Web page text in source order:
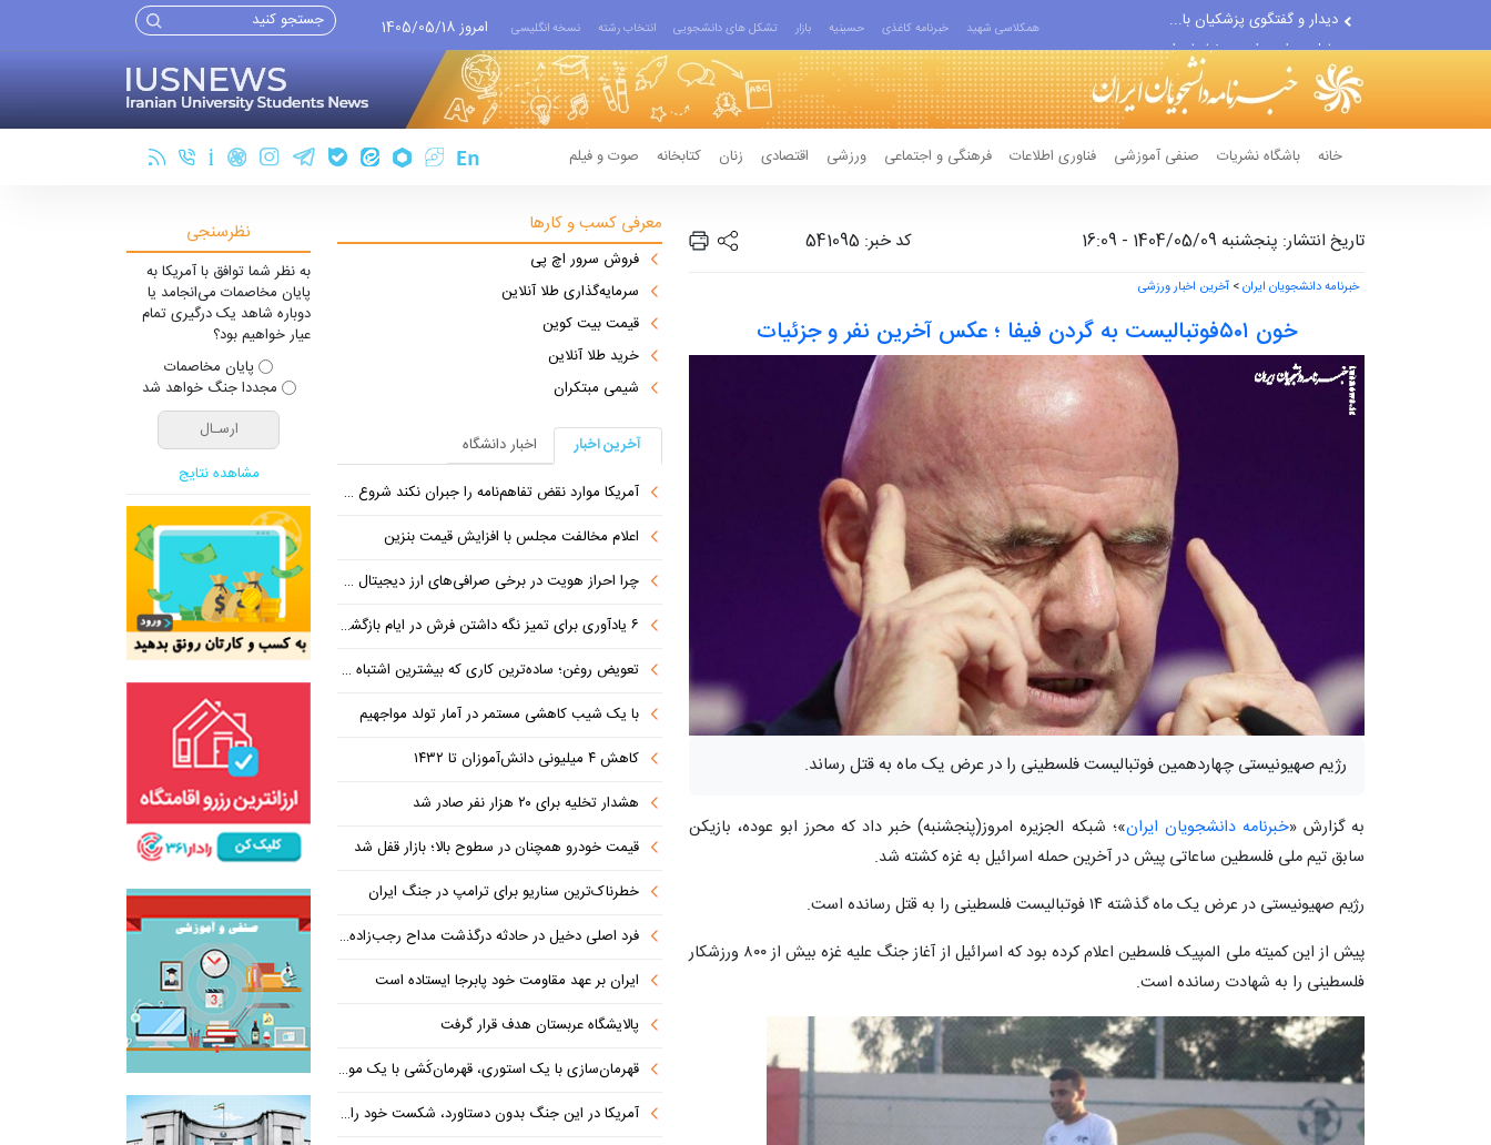
دلیل جدایی رامین رضاییان از...
با یک شیب کاهشی مستمر در...
همکلاسی شهید خبرنامه کاغذی حسینیه بازار تشکل های دانشجویی انتخاب رشته نسخه انگلیسی امروز 1405/05/18
خانه باشگاه نشریات صنفی آموزشی فناوری اطلاعات فرهنگی و اجتماعی ورزشی اقتصادی زنان کتابخانه صوت و فیلم
تاریخ انتشار: پنجشنبه 1404/05/09 - 16:09 کد خبر: 541095
خبرنامه دانشجویان ایران> آخرین اخبار ورزشی
خون ۵۰۱فوتبالیست به گردن فیفا ؛ عکس آخرین نفر و جزئیات
رژیم صهیونیستی چهاردهمین فوتبالیست فلسطینی را در عرض یک ماه به قتل رساند.
به گزارش «خبرنامه دانشجویان ایران»؛ شبکه الجزیره امروز(پنجشنبه) خبر داد که محرز ابو عوده، بازیکن
سابق تیم ملی فلسطین ساعاتی پیش در آخرین حمله اسرائیل به غزه کشته شد.
رژیم صهیونیستی در عرض یک ماه گذشته ۱۴ فوتبالیست فلسطینی را به قتل رسانده است.
پیش از این کمیته ملی المپیک فلسطین اعلام کرده بود که اسرائیل از آغاز جنگ علیه غزه بیش از ۸۰۰ ورزشکار
فلسطینی را به شهادت رسانده است.
معرفی کسب و کارها
فروش سرور اچ پی
سرمایه‌گذاری طلا آنلاین
قیمت بیت کوین
خرید طلا آنلاین
شیمی مبتکران
آخرین اخبار
اخبار دانشگاه
آمریکا موارد نقض تفاهم‌نامه را جبران نکند شروع مجدد مذاکره ممکن نیست
اعلام مخالفت مجلس با افزایش قیمت بنزین
چرا احراز هویت در برخی صرافی‌های ارز دیجیتال ضروری است؟
۶ یادآوری برای تمیز نگه داشتن فرش در ایام بازگشایی مدارس
تعویض روغن؛ ساده‌ترین کاری که بیشترین اشتباه در آن رخ می‌دهد
با یک شیب کاهشی مستمر در آمار تولد مواجهیم
کاهش ۴ میلیونی دانش‌آموزان تا ۱۴۳۲
هشدار تخلیه برای ۲۰ هزار نفر صادر شد
قیمت خودرو همچنان در سطوح بالا؛ بازار قفل شد
خطرناک‌ترین سناریو برای ترامپ در جنگ ایران
فرد اصلی دخیل در حادثه درگذشت مداح رجب‌زاده دستگیر شد
ایران بر عهد مقاومت خود پابرجا ایستاده است
پالایشگاه عربستان هدف قرار گرفت
قهرمان‌سازی با یک استوری، قهرمان‌کُشی با یک موضع
آمریکا در این جنگ بدون دستاورد، شکست خود را پذیرفته است
نظرسنجی
به نظر شما توافق با آمریکا به
پایان مخاصمات می‌انجامد یا
دوباره شاهد یک درگیری تمام
عیار خواهیم بود؟
پایان مخاصمات
مجددا جنگ خواهد شد
مشاهده نتایج